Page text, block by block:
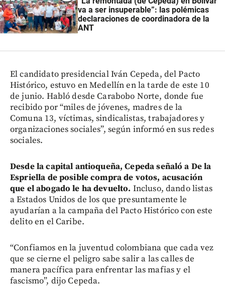
va a ser insuperable”: las polémicas
declaraciones de coordinadora de la
ANT
El candidato presidencial Iván Cepeda, del Pacto
Histórico, estuvo en Medellín en la tarde de este 10
de junio. Habló desde Carabobo Norte, donde fue
recibido por “miles de jóvenes, madres de la
Comuna 13, víctimas, sindicalistas, trabajadores y
organizaciones sociales”, según informó en sus redes
sociales.
Desde la capital antioqueña, Cepeda señaló a De la
Espriella de posible compra de votos, acusación
que el abogado le ha devuelto. Incluso, dando listas
a Estados Unidos de los que presuntamente le
ayudarían a la campaña del Pacto Histórico con este
delito en el Caribe.
“Confiamos en la juventud colombiana que cada vez
que se cierne el peligro sabe salir a las calles de
manera pacífica para enfrentar las mafias y el
fascismo”, dijo Cepeda.